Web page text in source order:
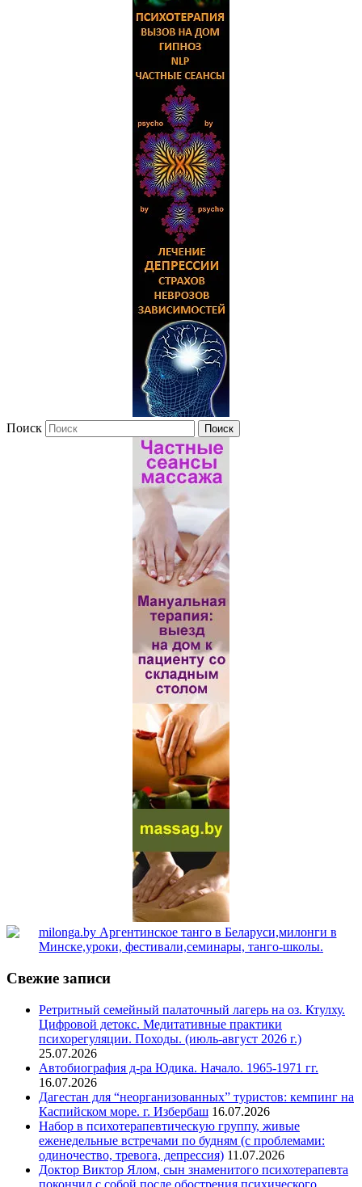
Поиск
Свежие записи
Ретритный семейный палаточный лагерь на оз. Ктулху.
Цифровой детокс. Медитативные практики
психорегуляции. Походы. (июль-август 2026 г.)
25.07.2026
Автобиография д-ра Юдика. Начало. 1965-1971 гг.
16.07.2026
Дагестан для “неорганизованных” туристов: кемпинг на
Каспийском море. г. Избербаш 16.07.2026
Набор в психотерапевтическую группу, живые
еженедельные встречами по будням (с проблемами:
одиночество, тревога, депрессия) 11.07.2026
Доктор Виктор Ялом, сын знаменитого психотерапевта
покончил с собой после обострения психического